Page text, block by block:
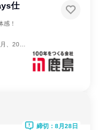
仕
感！
年1月
締切：8月28日